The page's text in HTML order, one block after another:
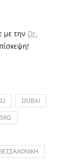
με την Dr.
DUBAI
SKG